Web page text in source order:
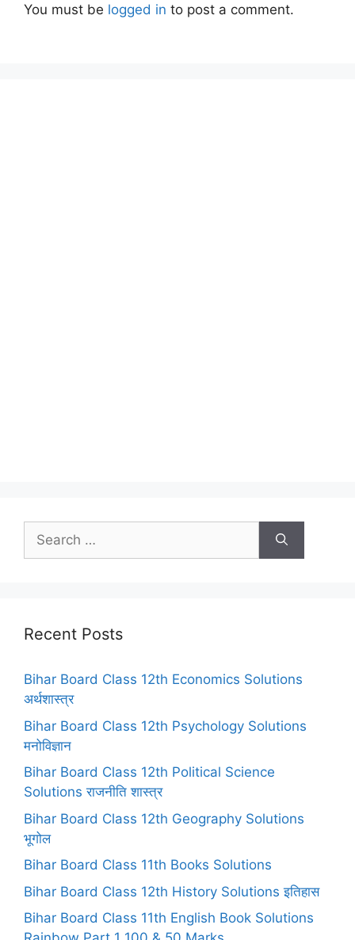
You must be logged in to post a comment.
Search
for:
Recent Posts
Bihar Board Class 12th Economics Solutions
अर्थशास्त्र
Bihar Board Class 12th Psychology Solutions
मनोविज्ञान
Bihar Board Class 12th Political Science
Solutions राजनीति शास्त्र
Bihar Board Class 12th Geography Solutions
भूगोल
Bihar Board Class 11th Books Solutions
Bihar Board Class 12th History Solutions इतिहास
Bihar Board Class 11th English Book Solutions